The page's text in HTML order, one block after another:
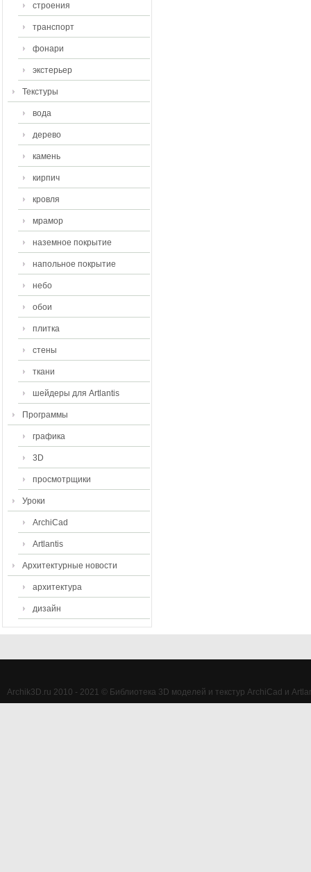
строения
транспорт
фонари
экстерьер
Текстуры
вода
дерево
камень
кирпич
кровля
мрамор
наземное покрытие
напольное покрытие
небо
обои
плитка
стены
ткани
шейдеры для Artlantis
Программы
графика
3D
просмотрщики
Уроки
ArchiCad
Artlantis
Архитектурные новости
архитектура
дизайн
Archik3D.ru 2010 - 2021 © Библиотека 3D моделей и текстур ArchiCad и